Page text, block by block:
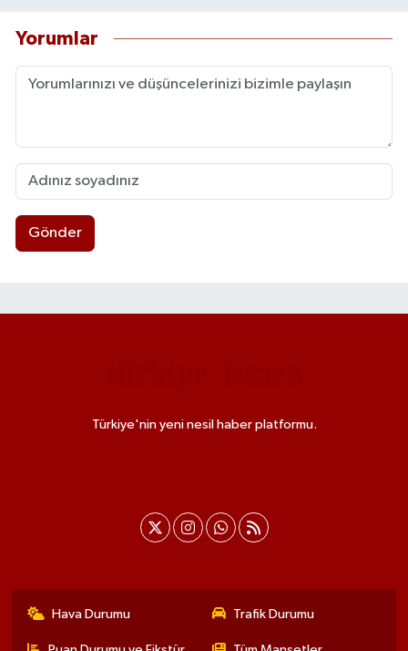
Yorumlar
Gönder
Türkiye'nin yeni nesil haber platformu.
Hava Durumu Trafik Durumu